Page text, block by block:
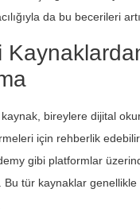
da bu becerileri
bireylere dijital
için rehberlik
gibi platformlar
Bu tür kaynaklar genellikle